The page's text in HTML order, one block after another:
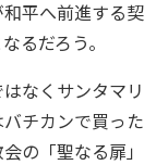
平へ前進する契
るだろう。
なくサンタマリ
チカンで買った
の「聖なる扉」